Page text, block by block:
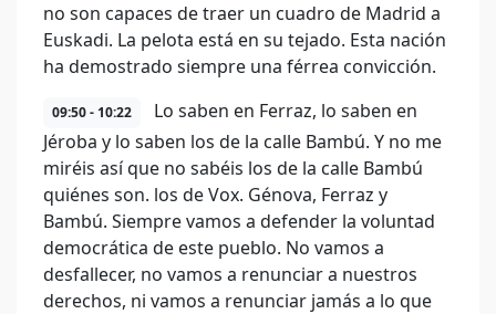
no son capaces de traer un cuadro de Madrid a
Euskadi. La pelota está en su tejado. Esta nación
ha demostrado siempre una férrea convicción.
09:50 - 10:22
Lo saben en Ferraz, lo saben en
Jéroba y lo saben los de la calle Bambú. Y no me
miréis así que no sabéis los de la calle Bambú
quiénes son. los de Vox. Génova, Ferraz y
Bambú. Siempre vamos a defender la voluntad
democrática de este pueblo. No vamos a
desfallecer, no vamos a renunciar a nuestros
derechos, ni vamos a renunciar jamás a lo que